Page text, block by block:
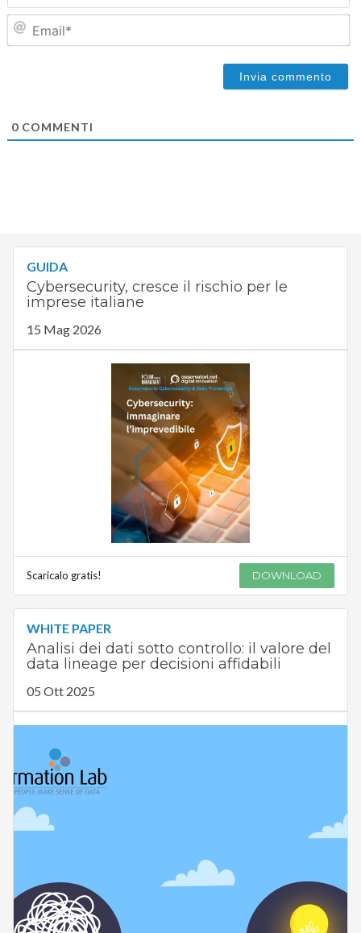
0COMMENTI
GUIDA
Cybersecurity, cresce il rischio per le
imprese italiane
15 Mag 2026
Scaricalo gratis! DOWNLOAD
WHITE PAPER
Analisi dei dati sotto controllo: il valore del
data lineage per decisioni affidabili
05 Ott 2025